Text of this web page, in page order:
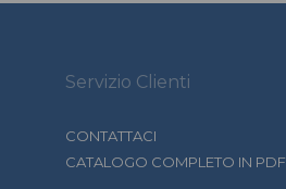
Servizio Clienti
CONTATTACI
CATALOGO COMPLETO IN PDF